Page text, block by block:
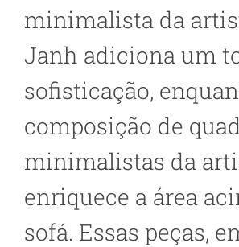
minimalista da
Janh adiciona um
sofisticação,
composição de
minimalistas da
enriquece a área
sofá. Essas peças,